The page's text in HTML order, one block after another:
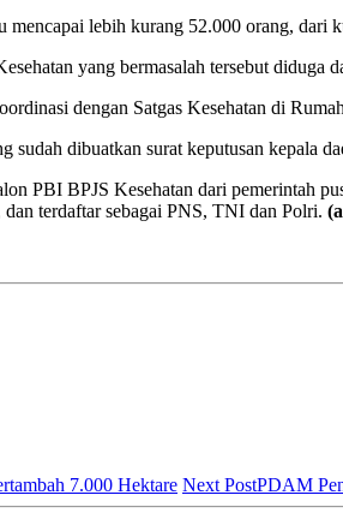
lebih kurang 52.000 orang, dari
yang bermasalah tersebut diduga
dengan Satgas Kesehatan di
sudah dibuatkan surat keputusan kepala
PBI BPJS Kesehatan dari pemerintah
terdaftar sebagai PNS, TNI dan Polri.
7.000 Hektare Next PostPDAM